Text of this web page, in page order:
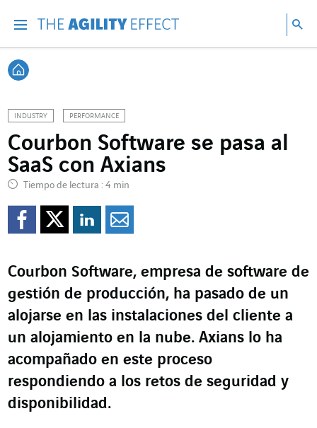
Volver a Inicio
INDUSTRY PERFORMANCE
Courbon Software se pasa al
SaaS con Axians
Tiempo de lectura : 4 min
Compartir en Facebook
Compartir en
Compartir en
Courbon Software, empresa de software de
gestión de producción, ha pasado de un
alojarse en las instalaciones del cliente a
un alojamiento en la nube. Axians lo ha
acompañado en este proceso
respondiendo a los retos de seguridad y
disponibilidad.